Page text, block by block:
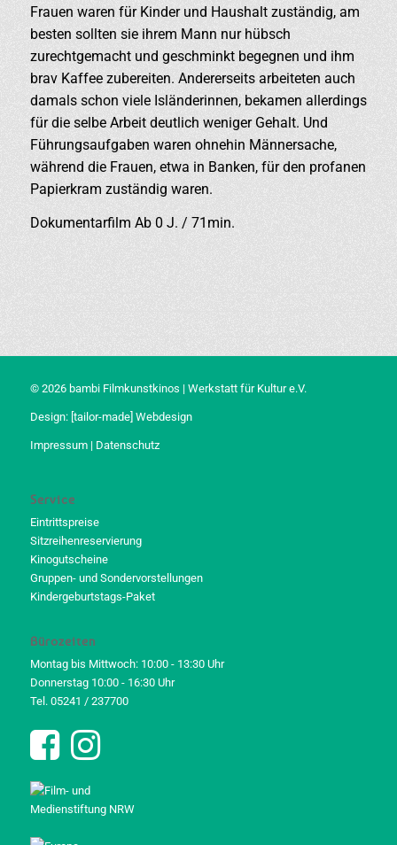
Frauen waren für Kinder und Haushalt zuständig, am
besten sollten sie ihrem Mann nur hübsch
zurechtgemacht und geschminkt begegnen und ihm
brav Kaffee zubereiten. Andererseits arbeiteten auch
damals schon viele Isländerinnen, bekamen allerdings
für die selbe Arbeit deutlich weniger Gehalt. Und
Führungsaufgaben waren ohnehin Männersache,
während die Frauen, etwa in Banken, für den profanen
Papierkram zuständig waren.
Dokumentarfilm Ab 0 J. / 71min.
© 2026 bambi Filmkunstkinos | Werkstatt für Kultur e.V.
Design: [tailor-made] Webdesign
Impressum| Datenschutz
Service
Eintrittspreise
Sitzreihenreservierung
Kinogutscheine
Gruppen- und Sondervorstellungen
Kindergeburtstags-Paket
Bürozeiten
Montag bis Mittwoch: 10:00 - 13:30 Uhr
Donnerstag 10:00 - 16:30 Uhr
Tel. 05241 / 237700